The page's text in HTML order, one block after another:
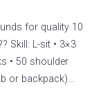
for quality 10
Skill: L-sit • 3×3
• 50 shoulder
or backpack)…